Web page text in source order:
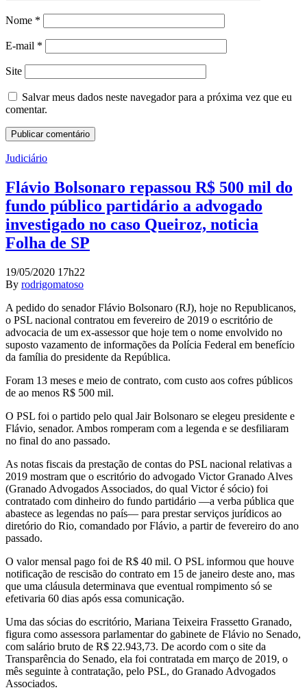
Nome *
E-mail *
Site
Salvar meus dados neste navegador para a próxima vez que eu
comentar.
Judiciário
Flávio Bolsonaro repassou R$ 500 mil do
fundo público partidário a advogado
investigado no caso Queiroz, noticia
Folha de SP
19/05/2020 17h22
By rodrigomatoso
A pedido do senador Flávio Bolsonaro (RJ), hoje no Republicanos,
o PSL nacional contratou em fevereiro de 2019 o escritório de
advocacia de um ex-assessor que hoje tem o nome envolvido no
suposto vazamento de informações da Polícia Federal em benefício
da família do presidente da República.
Foram 13 meses e meio de contrato, com custo aos cofres públicos
de ao menos R$ 500 mil.
O PSL foi o partido pelo qual Jair Bolsonaro se elegeu presidente e
Flávio, senador. Ambos romperam com a legenda e se desfiliaram
no final do ano passado.
As notas fiscais da prestação de contas do PSL nacional relativas a
2019 mostram que o escritório do advogado Victor Granado Alves
(Granado Advogados Associados, do qual Victor é sócio) foi
contratado com dinheiro do fundo partidário —a verba pública que
abastece as legendas no país— para prestar serviços jurídicos ao
diretório do Rio, comandado por Flávio, a partir de fevereiro do ano
passado.
O valor mensal pago foi de R$ 40 mil. O PSL informou que houve
notificação de rescisão do contrato em 15 de janeiro deste ano, mas
que uma cláusula determinava que eventual rompimento só se
efetivaria 60 dias após essa comunicação.
Uma das sócias do escritório, Mariana Teixeira Frassetto Granado,
figura como assessora parlamentar do gabinete de Flávio no Senado,
com salário bruto de R$ 22.943,73. De acordo com o site da
Transparência do Senado, ela foi contratada em março de 2019, o
mês seguinte à contratação, pelo PSL, do Granado Advogados
Associados.